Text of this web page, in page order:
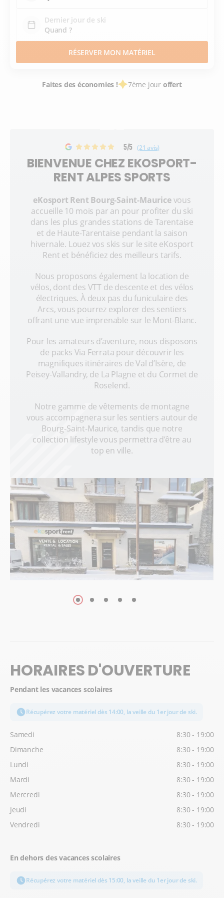
Dernier jour de ski
RÉSERVER MON MATÉRIEL
Faites des économies ! 7ème jour offert
5/5 (21 avis)
BIENVENUE CHEZ EKOSPORT-
RENT ALPES SPORTS
eKosport Rent Bourg-Saint-Mauricevous
accueille 10 mois par an pour profiter du ski
dans les plus grandes stations de Tarentaise
et de Haute-Tarentaise pendant la saison
hivernale. Louez vos skis sur le site eKosport
Rent et bénéficiez des meilleurs tarifs.
Nous proposons également la location de
vélos, dont des VTT de descente et des vélos
électriques. À deux pas du funiculaire des
Arcs, vous pourrez explorer des sentiers
offrant une vue imprenable sur le Mont-Blanc.
Pour les amateurs d’aventure, nous disposons
de packs Via Ferrata pour découvrir les
magnifiques itinéraires de Val d’Isère, de
Peisey-Vallandry, de La Plagne et du Cormet de
Roselend.
Notre gamme de vêtements de montagne
vous accompagnera sur les sentiers autour de
Bourg-Saint-Maurice, tandis que notre
collection lifestyle vous permettra d’être au
top en ville.
HORAIRES D'OUVERTURE
Pendant les vacances scolaires
Récupérez votre matériel dès 14:00, la veille du 1er jour de ski.
Samedi
8:30 - 19:00
Dimanche
8:30 - 19:00
Lundi
8:30 - 19:00
Mardi
8:30 - 19:00
Mercredi
8:30 - 19:00
Jeudi
8:30 - 19:00
Vendredi
8:30 - 19:00
En dehors des vacances scolaires
Récupérez votre matériel dès 15:00, la veille du 1er jour de ski.